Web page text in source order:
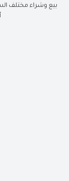
بيع وشراء مختلف